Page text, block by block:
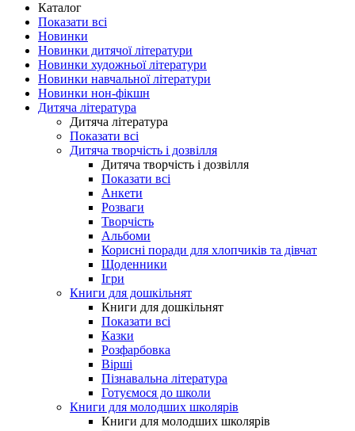
Каталог
Показати всі
Новинки
Новинки дитячої літератури
Новинки художньої літератури
Новинки навчальної літератури
Новинки нон-фікшн
Дитяча література
Дитяча література
Показати всі
Дитяча творчість і дозвілля
Дитяча творчість і дозвілля
Показати всі
Анкети
Розваги
Творчість
Альбоми
Корисні поради для хлопчиків та дівчат
Щоденники
Ігри
Книги для дошкільнят
Книги для дошкільнят
Показати всі
Казки
Розфарбовка
Вірші
Пізнавальна література
Готуємося до школи
Книги для молодших школярів
Книги для молодших школярів